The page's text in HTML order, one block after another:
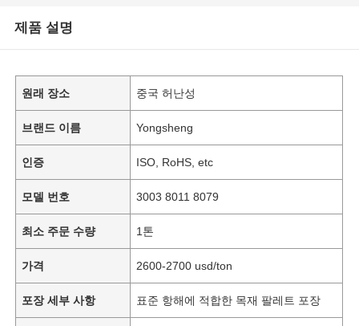
제품 설명
원래 장소 중국 허난성
브랜드 이름 Yongsheng
인증 ISO, RoHS, etc
모델 번호 3003 8011 8079
최소 주문 수량 1톤
가격 2600-2700 usd/ton
포장 세부 사항 표준 항해에 적합한 목재 팔레트 포장